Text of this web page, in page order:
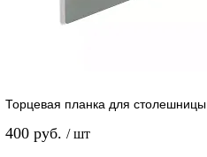
Торцевая планка для столешницы
400 руб. / шт